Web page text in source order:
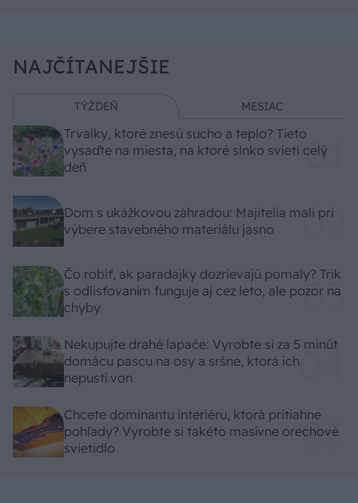
NAJČÍTANEJŠIE
TÝŽDEŇ MESIAC
Trvalky, ktoré znesú sucho a teplo? Tieto
vysaďte na miesta, na ktoré slnko svieti celý
deň
Dom s ukážkovou záhradou: Majitelia mali pri
výbere stavebného materiálu jasno
Čo robiť, ak paradajky dozrievajú pomaly? Trik
s odlisťovaním funguje aj cez leto, ale pozor na
chyby
Nekupujte drahé lapače: Vyrobte si za 5 minút
domácu pascu na osy a sršne, ktorá ich
nepustí von
Chcete dominantu interiéru, ktorá pritiahne
pohľady? Vyrobte si takéto masívne orechové
svietidlo